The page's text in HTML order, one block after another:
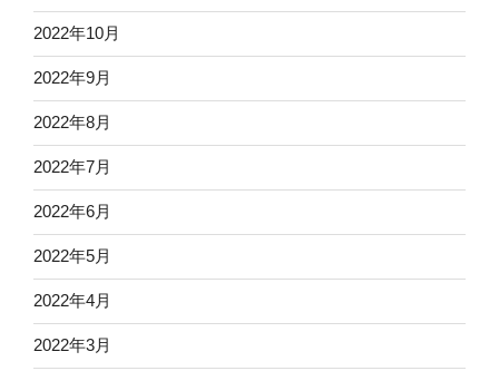
2022年10月
2022年9月
2022年8月
2022年7月
2022年6月
2022年5月
2022年4月
2022年3月